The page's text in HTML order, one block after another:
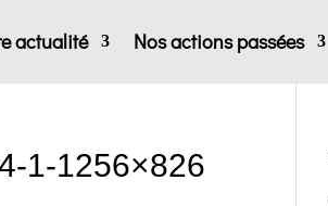
actualité Nos actions passées
1-1256×826